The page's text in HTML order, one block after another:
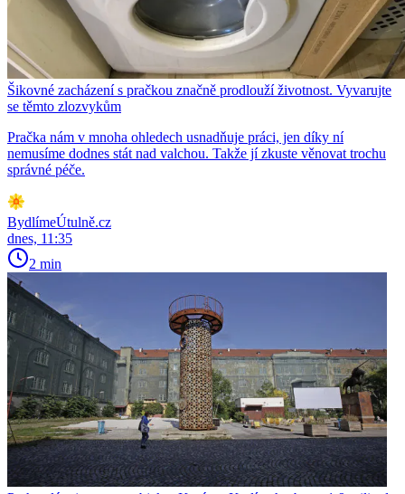
Šikovné zacházení s pračkou značně prodlouží životnost. Vyvarujte
se těmto zlozvykům
Pračka nám v mnoha ohledech usnadňuje práci, jen díky ní
nemusíme dodnes stát nad valchou. Takže jí zkuste věnovat trochu
správné péče.
BydlímeÚtulně.cz
dnes, 11:35
2 min